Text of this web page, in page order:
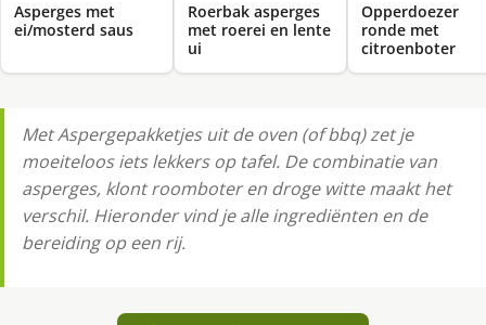
Asperges met
ei/mosterd saus
Roerbak asperges
met roerei en lente
ui
Opperdoezer
ronde met
citroenboter
Met Aspergepakketjes uit de oven (of bbq) zet je
moeiteloos iets lekkers op tafel. De combinatie van
asperges, klont roomboter en droge witte maakt het
verschil. Hieronder vind je alle ingrediënten en de
bereiding op een rij.